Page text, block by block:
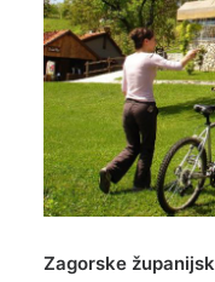
Zagorske